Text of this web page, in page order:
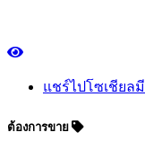
แชร์ไปโซเชียลมี
ต้องการขาย